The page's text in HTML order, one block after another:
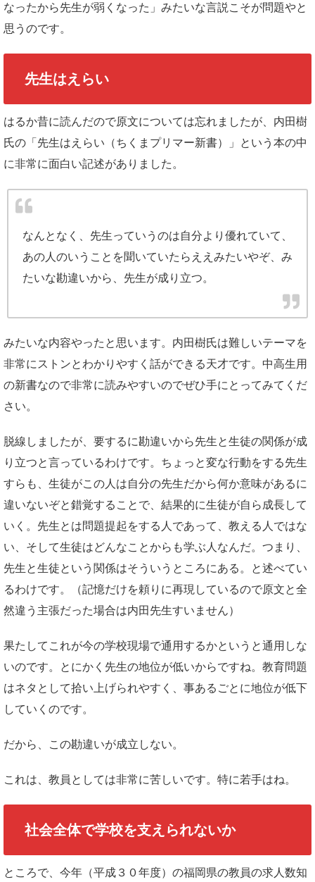
なったから先生が弱くなった」みたいな言説こそが問題やと
思うのです。
先生はえらい
はるか昔に読んだので原文については忘れましたが、内田樹
氏の「先生はえらい（ちくまプリマー新書）」という本の中
に非常に面白い記述がありました。
なんとなく、先生っていうのは自分より優れていて、
あの人のいうことを聞いていたらええみたいやぞ、み
たいな勘違いから、先生が成り立つ。
みたいな内容やったと思います。内田樹氏は難しいテーマを
非常にストンとわかりやすく話ができる天才です。中高生用
の新書なので非常に読みやすいのでぜひ手にとってみてくだ
さい。
脱線しましたが、要するに勘違いから先生と生徒の関係が成
り立つと言っているわけです。ちょっと変な行動をする先生
すらも、生徒がこの人は自分の先生だから何か意味があるに
違いないぞと錯覚することで、結果的に生徒が自ら成長して
いく。先生とは問題提起をする人であって、教える人ではな
い、そして生徒はどんなことからも学ぶ人なんだ。つまり、
先生と生徒という関係はそういうところにある。と述べてい
るわけです。（記憶だけを頼りに再現しているので原文と全
然違う主張だった場合は内田先生すいません）
果たしてこれが今の学校現場で通用するかというと通用しな
いのです。とにかく先生の地位が低いからですね。教育問題
はネタとして拾い上げられやすく、事あるごとに地位が低下
していくのです。
だから、この勘違いが成立しない。
これは、教員としては非常に苦しいです。特に若手はね。
社会全体で学校を支えられないか
ところで、今年（平成３０年度）の福岡県の教員の求人数知